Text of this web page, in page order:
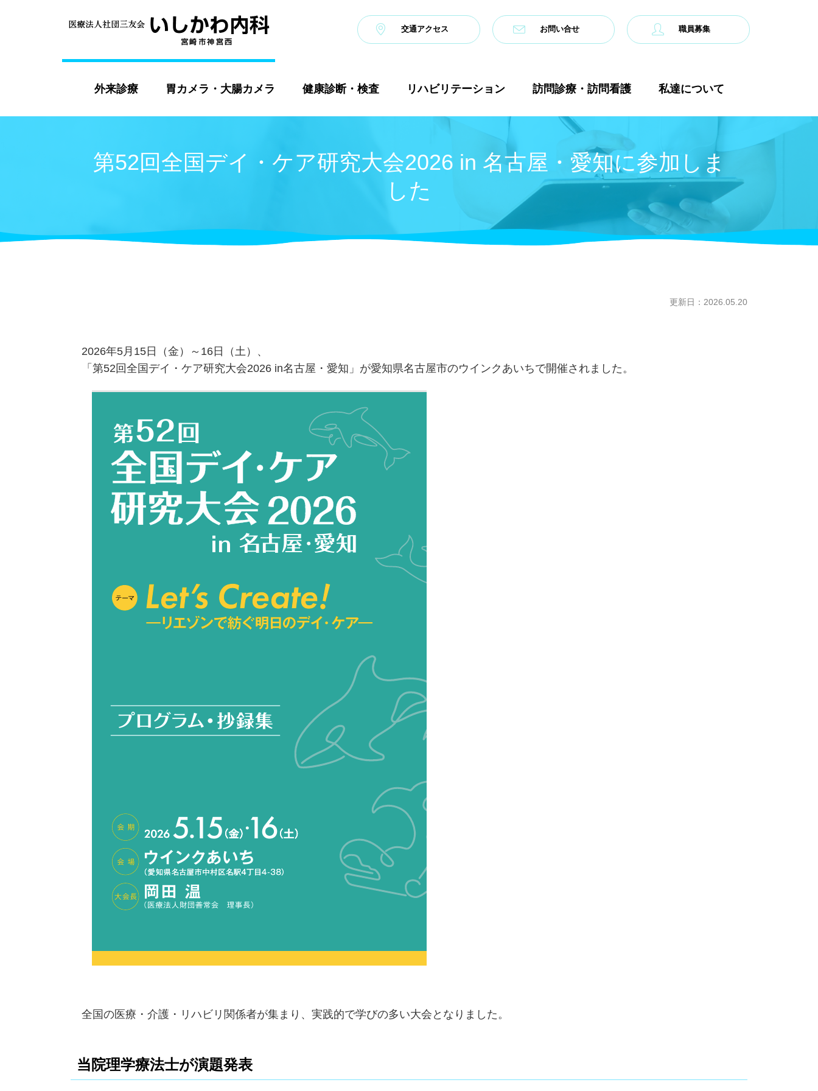
交通アクセス お問い合せ 職員募集
外来診療 胃カメラ・大腸カメラ 健康診断・検査 リハビリテーション 訪問診療・訪問看護 私達について
第52回全国デイ・ケア研究大会2026 in 名古屋・愛知に参加しま
した
更新日：2026.05.20
2026年5月15日（金）～16日（土）、
「第52回全国デイ・ケア研究大会2026 in名古屋・愛知」が愛知県名古屋市のウインクあいちで開催されました。
全国の医療・介護・リハビリ関係者が集まり、実践的で学びの多い大会となりました。
当院理学療法士が演題発表